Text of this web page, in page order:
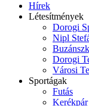
Hírek
Létesítmények
Dorogi
Nipl
Dorogi
Városi
Sportágak
Futás
Kerékpár